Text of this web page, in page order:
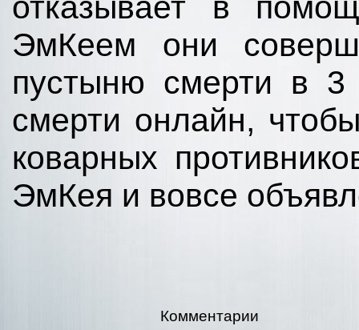
ЭмКеем они
пустыню смерти в
смерти онлайн,
коварных
ЭмКея и вовсе
Комментарии